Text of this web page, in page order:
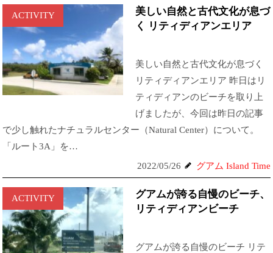
ACTIVITY
美しい自然と古代文化が息づ
く リティディアンエリア
美しい自然と古代文化が息づく
リティディアンエリア 昨日はリ
ティディアンのビーチを取り上
げましたが、今回は昨日の記事
で少し触れたナチュラルセンター（Natural Center）について。
「ルート3A」を…
2022/05/26
グアム Island Time
ACTIVITY
グアムが誇る自慢のビーチ、
リティディアンビーチ
グアムが誇る自慢のビーチ リテ